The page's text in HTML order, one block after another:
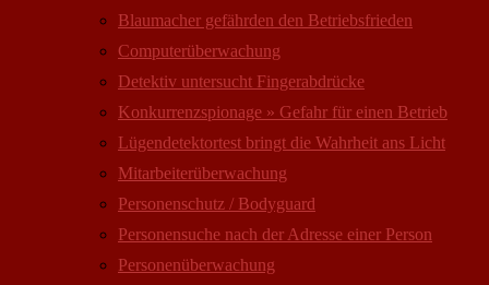
Blaumacher gefährden den Betriebsfrieden
Computer­überwachung
Detektiv untersucht Fingerabdrücke
Konkurrenzspionage » Gefahr für einen Betrieb
Lügendetektortest bringt die Wahrheit ans Licht
Mitarbeiter­überwachung
Personenschutz / Bodyguard
Personensuche nach der Adresse einer Person
Personen­überwachung